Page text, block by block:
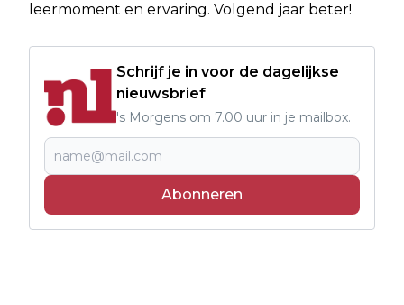
leermoment en ervaring. Volgend jaar beter!
Schrijf je in voor de dagelijkse
nieuwsbrief
's Morgens om 7.00 uur in je mailbox.
Abonneren